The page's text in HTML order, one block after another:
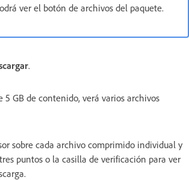
ver el botón de archivos del paquete.
.
5 GB de contenido, verá varios archivos
sobre cada archivo comprimido individual y
puntos o la casilla de verificación para ver